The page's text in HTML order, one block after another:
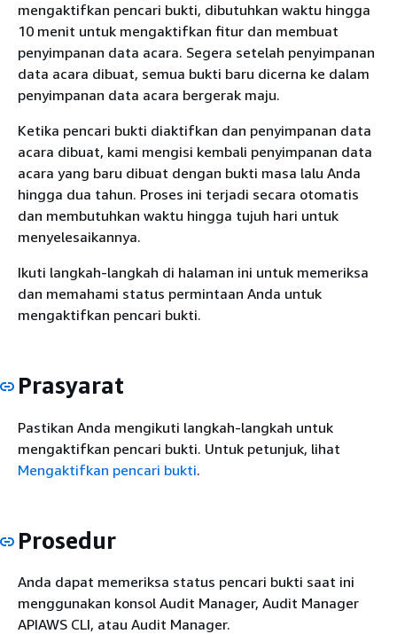
mengaktifkan pencari bukti, dibutuhkan waktu hingga
10 menit untuk mengaktifkan fitur dan membuat
penyimpanan data acara. Segera setelah penyimpanan
data acara dibuat, semua bukti baru dicerna ke dalam
penyimpanan data acara bergerak maju.
Ketika pencari bukti diaktifkan dan penyimpanan data
acara dibuat, kami mengisi kembali penyimpanan data
acara yang baru dibuat dengan bukti masa lalu Anda
hingga dua tahun. Proses ini terjadi secara otomatis
dan membutuhkan waktu hingga tujuh hari untuk
menyelesaikannya.
Ikuti langkah-langkah di halaman ini untuk memeriksa
dan memahami status permintaan Anda untuk
mengaktifkan pencari bukti.
Prasyarat
Pastikan Anda mengikuti langkah-langkah untuk
mengaktifkan pencari bukti. Untuk petunjuk, lihat
Mengaktifkan pencari bukti.
Prosedur
Anda dapat memeriksa status pencari bukti saat ini
menggunakan konsol Audit Manager, Audit Manager
APIAWS CLI, atau Audit Manager.